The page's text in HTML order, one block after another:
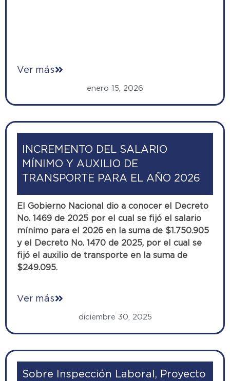
Ver más
enero 15, 2026
INCREMENTO DEL SALARIO
MÍNIMO Y AUXILIO DE
TRANSPORTE PARA EL AÑO 2026
El Gobierno Nacional dio a conocer el Decreto
No. 1469 de 2025 por el cual se fijó el salario
mínimo para el 2026 en la suma de $1.750.905
y el Decreto No. 1470 de 2025, por el cual se
fijó el auxilio de transporte en la suma de
$249.095.
Ver más
diciembre 30, 2025
Sobre Inspección Laboral, Proyecto